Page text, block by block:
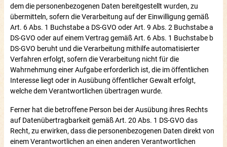
dem die personenbezogenen Daten bereitgestellt wurden, zu
übermitteln, sofern die Verarbeitung auf der Einwilligung gemäß
Art. 6 Abs. 1 Buchstabe a DS-GVO oder Art. 9 Abs. 2 Buchstabe a
DS-GVO oder auf einem Vertrag gemäß Art. 6 Abs. 1 Buchstabe b
DS-GVO beruht und die Verarbeitung mithilfe automatisierter
Verfahren erfolgt, sofern die Verarbeitung nicht für die
Wahrnehmung einer Aufgabe erforderlich ist, die im öffentlichen
Interesse liegt oder in Ausübung öffentlicher Gewalt erfolgt,
welche dem Verantwortlichen übertragen wurde.
Ferner hat die betroffene Person bei der Ausübung ihres Rechts
auf Datenübertragbarkeit gemäß Art. 20 Abs. 1 DS-GVO das
Recht, zu erwirken, dass die personenbezogenen Daten direkt von
einem Verantwortlichen an einen anderen Verantwortlichen